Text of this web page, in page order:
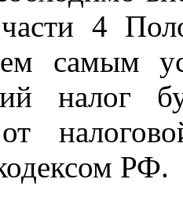
4
самым
налог
РФ.